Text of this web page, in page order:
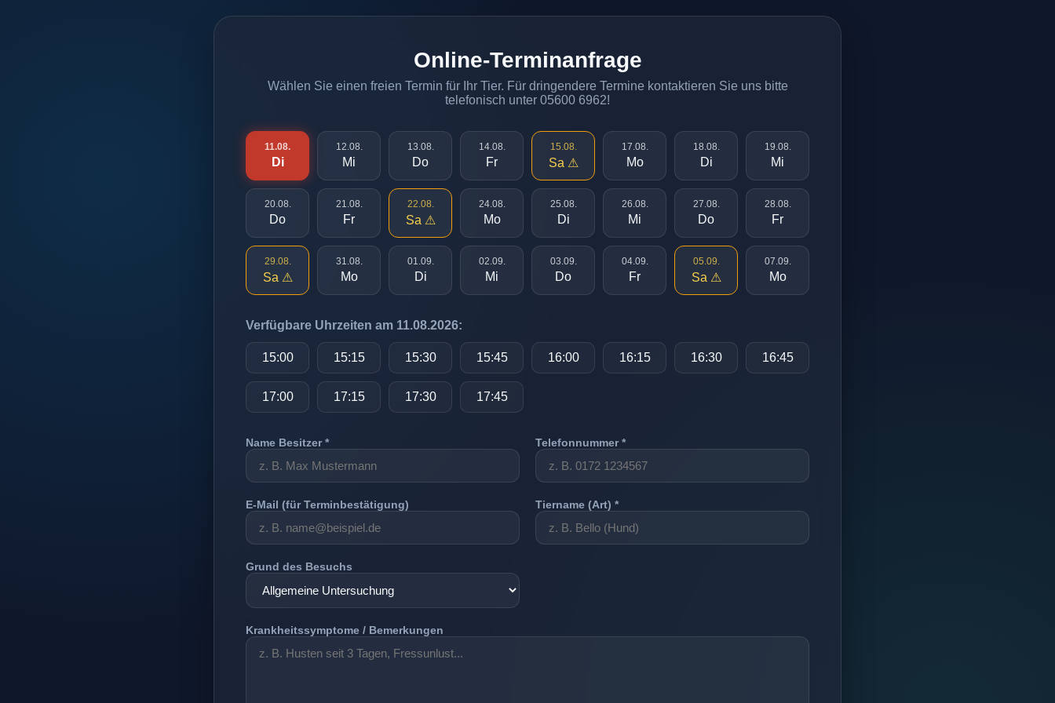
Online-Terminanfrage
Wählen Sie einen freien Termin für Ihr Tier. Für dringendere Termine kontaktieren Sie uns bitte
telefonisch unter 05600 6962!
11.08.
Di
12.08.
Mi
13.08.
Do
14.08.
Fr
15.08.
Sa ⚠
17.08.
Mo
18.08.
Di
19.08.
Mi
20.08.
Do
21.08.
Fr
22.08.
Sa ⚠
24.08.
Mo
25.08.
Di
26.08.
Mi
27.08.
Do
28.08.
Fr
29.08.
Sa ⚠
31.08.
Mo
01.09.
Di
02.09.
Mi
03.09.
Do
04.09.
Fr
05.09.
Sa ⚠
07.09.
Mo
Verfügbare Uhrzeiten am 11.08.2026:
15:00 15:15 15:30 15:45 16:00 16:15 16:30 16:45
17:00 17:15 17:30 17:45
Name Besitzer * Telefonnummer *
E-Mail (für Terminbestätigung) Tiername (Art) *
Grund des Besuchs
Krankheitssymptome / Bemerkungen